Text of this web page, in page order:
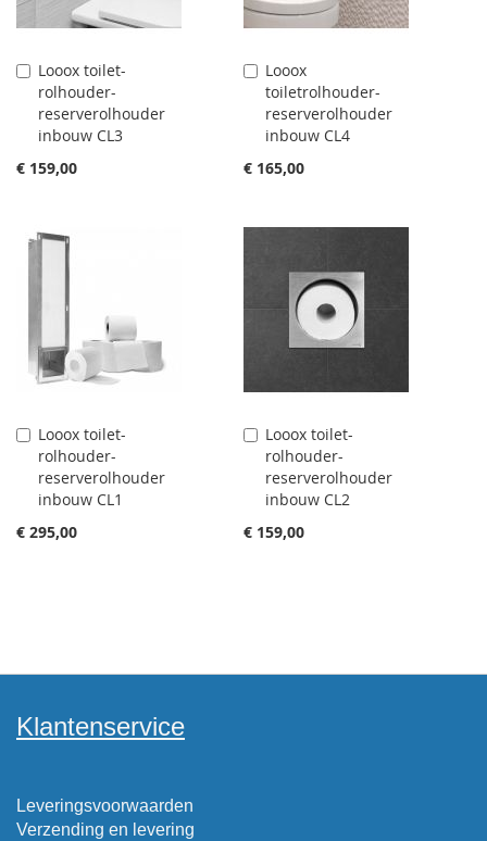
Looox toilet-
rolhouder-
reserverolhouder
inbouw CL3
€ 159,00
Aan
winkelwagen
toevoegen
Looox
toiletrolhouder-
reserverolhouder
inbouw CL4
€ 165,00
Aan
winkelwagen
toevoegen
Looox toilet-
rolhouder-
reserverolhouder
inbouw CL1
€ 295,00
Aan
winkelwagen
toevoegen
Looox toilet-
rolhouder-
reserverolhouder
inbouw CL2
€ 159,00
Aan
winkelwagen
toevoegen
Klantenservice
Leveringsvoorwaarden
Verzending en levering